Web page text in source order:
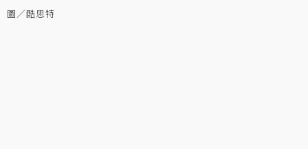
圖／酷思特